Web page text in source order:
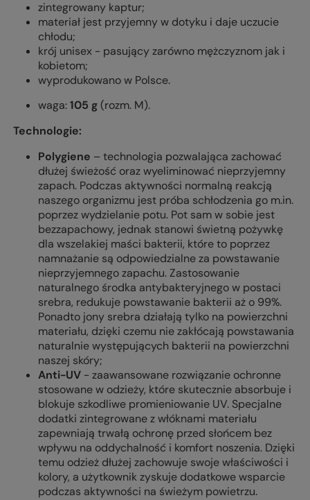
zintegrowany kaptur;
materiał jest przyjemny w dotyku i daje uczucie
chłodu;
krój unisex - pasujący zarówno mężczyznom jak i
kobietom;
wyprodukowano w Polsce.
waga:105 g(rozm. M).
Technologie:
Polygiene – technologia pozwalająca zachować
dłużej świeżość oraz wyeliminować nieprzyjemny
zapach. Podczas aktywności normalną reakcją
naszego organizmu jest próba schłodzenia go m.in.
poprzez wydzielanie potu. Pot sam w sobie jest
bezzapachowy, jednak stanowi świetną pożywkę
dla wszelakiej maści bakterii, które to poprzez
namnażanie są odpowiedzialne za powstawanie
nieprzyjemnego zapachu. Zastosowanie
naturalnego środka antybakteryjnego w postaci
srebra, redukuje powstawanie bakterii aż o 99%.
Ponadto jony srebra działają tylko na powierzchni
materiału, dzięki czemu nie zakłócają powstawania
naturalnie występujących bakterii na powierzchni
naszej skóry;
Anti-UV -zaawansowane rozwiązanie ochronne
stosowane w odzieży, które skutecznie absorbuje i
blokuje szkodliwe promieniowanie UV. Specjalne
dodatki zintegrowane z włóknami materiału
zapewniają trwałą ochronę przed słońcem bez
wpływu na oddychalność i komfort noszenia. Dzięki
temu odzież dłużej zachowuje swoje właściwości i
kolory, a użytkownik zyskuje dodatkowe wsparcie
podczas aktywności na świeżym powietrzu.